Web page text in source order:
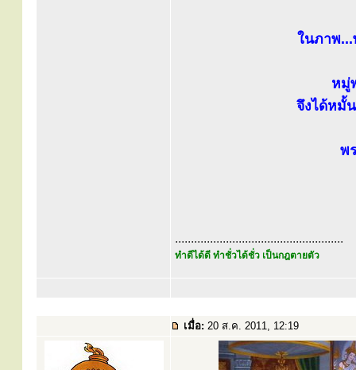
ในภาพ...
หมู่
จึงได้หมั้
พ
.....................................................
ทำดีได้ดี ทำชั่วได้ชั่ว เป็นกฎตายตัว
เมื่อ: 20 ส.ค. 2011, 12:19